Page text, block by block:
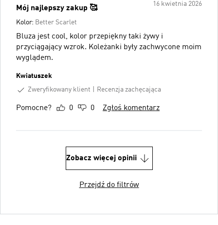
16 kwietnia 2026
Mój najlepszy zakup 🥰
Kolor: Better Scarlet
Bluza jest cool, kolor przepiękny taki żywy i
przyciągający wzrok. Koleżanki były zachwycone moim
wyglądem.
Kwiatuszek
Zweryfikowany klient
Recenzja zachęcająca
Pomocne? 0 0 Zgłoś komentarz
Zobacz więcej opinii
Przejdź do filtrów